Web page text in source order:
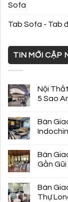
Sofa
Tab Sofa - Tab
TIN MỚI CẬP
Nội
5 Sao
Bàn
Bàn
Gần Gũi
Bàn
Thự